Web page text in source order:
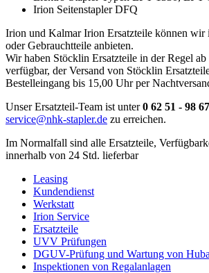
Irion Seitenstapler DFQ
Irion und Kalmar Irion Ersatzteile können wir
oder Gebrauchtteile anbieten.
Wir haben Stöcklin Ersatzteile in der Regel
verfügbar, der Versand von Stöcklin
Bestelleingang bis 15,00 Uhr per
Unser Ersatzteil-Team ist unter0 62 51 - 98
service@nhk-stapler.de zu erreichen.
Im Normalfall sind alle Ersatzteile,
innerhalb von 24 Std. lieferbar
Leasing
Kundendienst
Werkstatt
Irion Service
Ersatzteile
UVV Prüfungen
DGUV-Prüfung und Wartung von
Inspektionen von Regalanlagen